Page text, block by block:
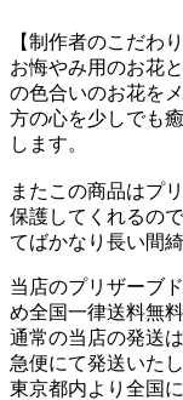
【制作者のこだわり
お悔やみ用のお花
の色合いのお花を
方の心を少しでも
します。
またこの商品はプ
保護してくれるの
てばかなり長い間
当店のプリザーブ
め全国一律送料無
通常の当店の発送
急便にて発送いたし
東京都内より全国